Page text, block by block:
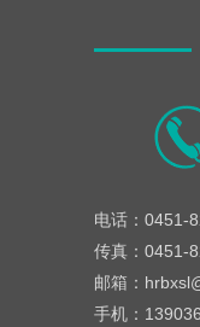
电话：0451-
传真：0451-
邮箱：
手机：